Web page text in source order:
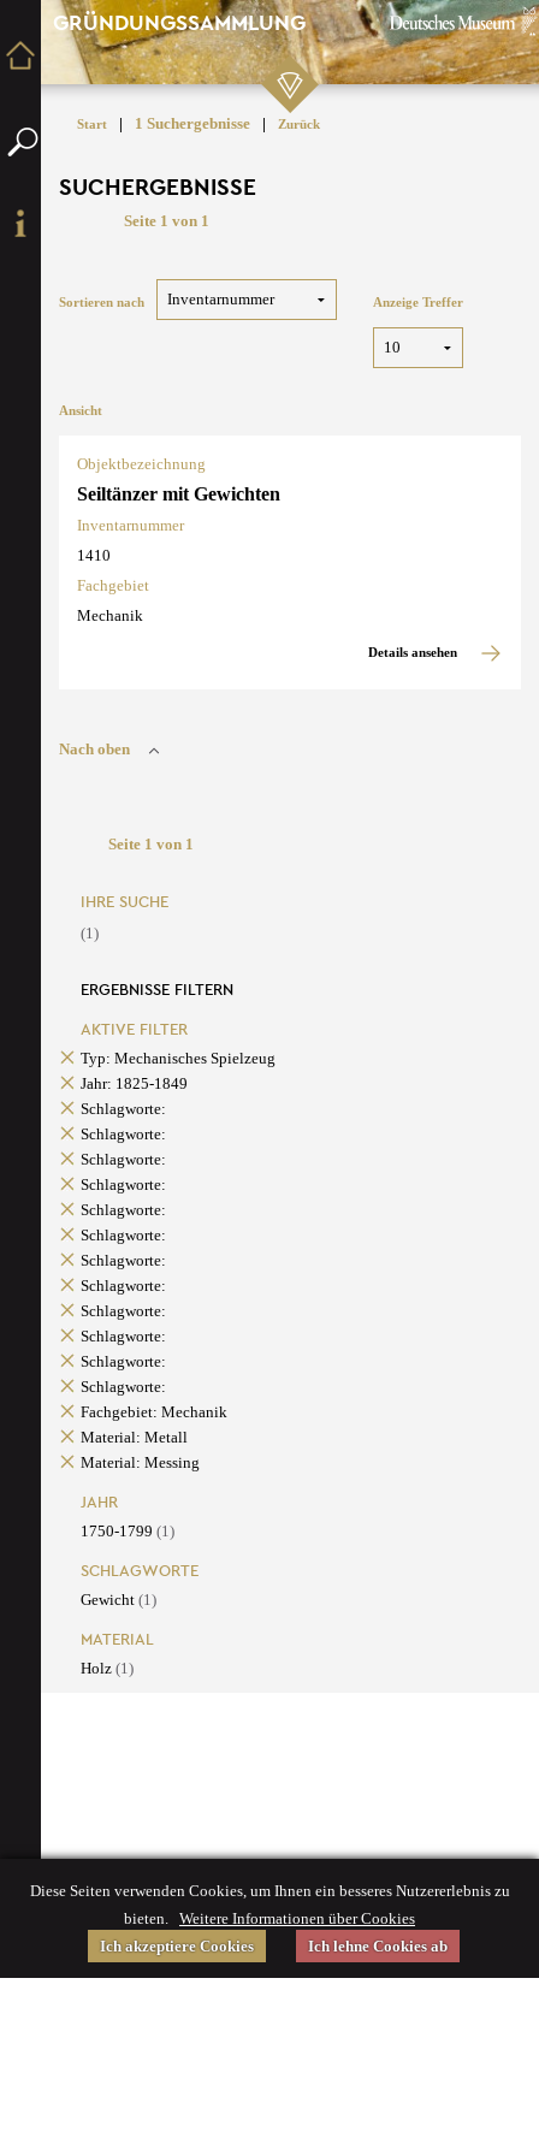
GRÜNDUNGSSAMMLUNG
Start | 1 Suchergebnisse | Zurück
SUCHERGEBNISSE
Seite 1 von 1
Sortieren nach Anzeige Treffer
Ansicht
Objektbezeichnung
Seiltänzer mit Gewichten
Inventarnummer
1410
Fachgebiet
Mechanik
Details ansehen
Nach oben
Seite 1 von 1
IHRE SUCHE
(1)
ERGEBNISSE FILTERN
AKTIVE FILTER
Typ: Mechanisches Spielzeug
Jahr: 1825-1849
Schlagworte:
Schlagworte:
Schlagworte:
Schlagworte:
Schlagworte:
Schlagworte:
Schlagworte:
Schlagworte:
Schlagworte:
Schlagworte:
Schlagworte:
Schlagworte:
Fachgebiet: Mechanik
Material: Metall
Material: Messing
JAHR
1750-1799 (1)
SCHLAGWORTE
Gewicht (1)
MATERIAL
Holz (1)
Diese Seiten verwenden Cookies, um Ihnen ein besseres Nutzererlebnis zu
bieten. Weitere Informationen über Cookies
Ich akzeptiere Cookies
Ich lehne Cookies ab